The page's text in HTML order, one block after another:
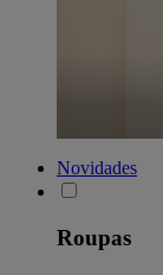
Novidades
Roupas